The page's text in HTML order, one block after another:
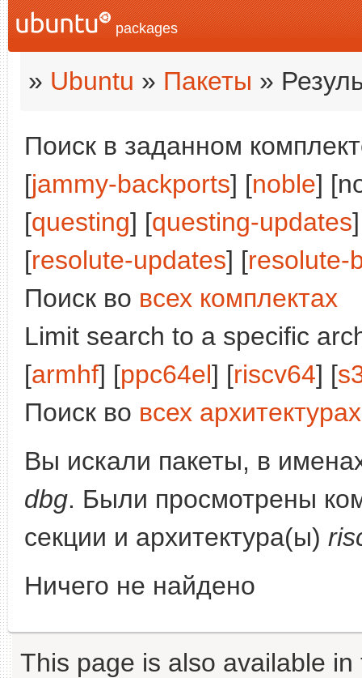
packages
» Ubuntu » Пакеты »
Поиск в заданном
[jammy-backports] [noble]
[questing] [questing-updates
[resolute-updates] [resolute-
Поиск во всех комплектах
Limit search to a specific
[armhf] [ppc64el] [riscv64] [
Поиск во всех архитектурах
Вы искали пакеты, в
dbg. Были просмотрены
секции и архитектура(ы)
Ничего не найдено
This page is also available